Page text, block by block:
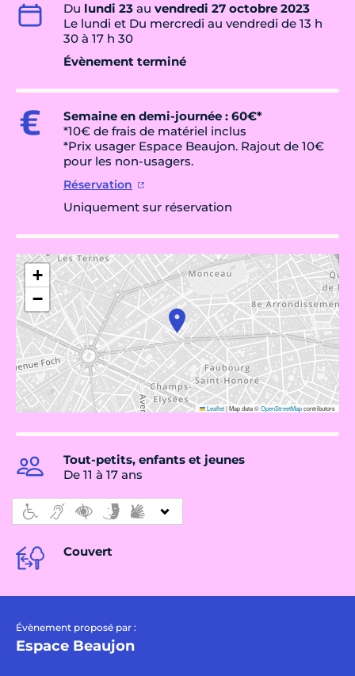
Du lundi 23 au vendredi 27 octobre 2023
Le lundi et Du mercredi au vendredi de 13 h
30 à 17 h 30
Évènement terminé
Semaine en demi-journée : 60€*
*10€ de frais de matériel inclus
*Prix usager Espace Beaujon. Rajout de 10€
pour les non-usagers.
Réservation
Uniquement sur réservation
+
−
Leaflet|Map data ©OpenStreetMapcontributors
Tout-petits, enfants et jeunes
De 11 à 17 ans
Couvert
Évènement proposé par :
Espace Beaujon